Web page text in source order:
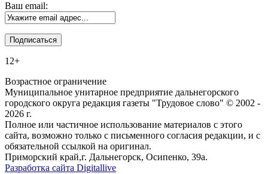
Ваш email:
12+
Возрастное ограничение
Муниципальное унитарное предприятие дальнегорского
городского округа редакция газеты "Трудовое слово" © 2002 -
2026 г.
Полное или частичное использование материалов с этого
сайта, возможно только с письменного согласия редакции, и с
обязательной ссылкой на оригинал.
Приморский край,г. Дальнегорск, Осипенко, 39а.
Разработка сайта Digitallive